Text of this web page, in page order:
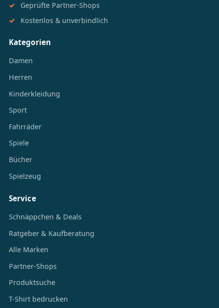
Geprüfte Partner-Shops
Kostenlos & unverbindlich
Kategorien
Damen
Herren
Kinderkleidung
Sport
Fahrräder
Spiele
Bücher
Spielzeug
Service
Schnäppchen & Deals
Ratgeber & Kaufberatung
Alle Marken
Partner-Shops
Produktsuche
T-Shirt bedrucken